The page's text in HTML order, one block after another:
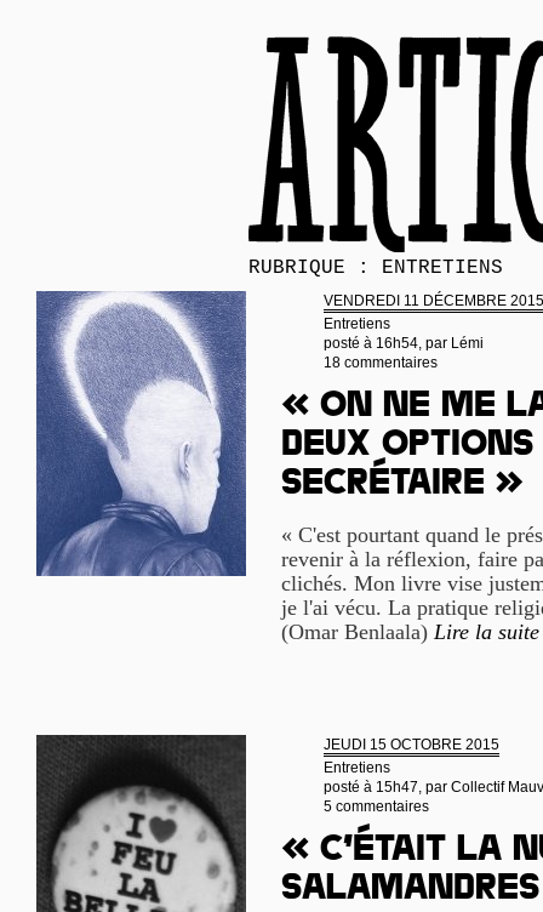
RUBRIQUE : ENTRETIENS
VENDREDI 11 DÉCEMBRE 2015
Entretiens
posté à 16h54, par Lémi
18 commentaires
« On ne me
deux options
secrétaire »
« C'est pourtant quand le
revenir à la réflexion, faire
clichés. Mon livre vise
je l'ai vécu. La pratique
(Omar Benlaala) Lire la suite
JEUDI 15 OCTOBRE 2015
Entretiens
posté à 15h47, par Collectif
5 commentaires
« C’était la